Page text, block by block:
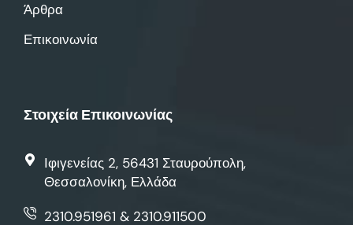
Άρθρα
Επικοινωνία
Στοιχεία Επικοινωνίας
Ιφιγενείας 2, 56431 Σταυρούπολη,
Θεσσαλονίκη, Ελλάδα
2310.951961 & 2310.911500